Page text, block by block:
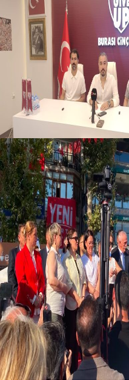
Oğuzbeyi : Transferlerde
geleceğini, kulübün
düşündük
Yeni Parti Bandırma
06 Ağustos 2026
Anasayfa/Gündem/Akın:
hemşerim!
Akın: Benim
hemşerim!